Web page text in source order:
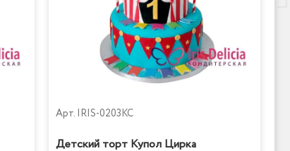
Арт. IRIS-0203KC
Детский торт Купол Цирка